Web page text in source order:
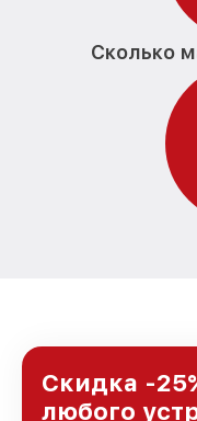
Сколько
Скидка -
любого